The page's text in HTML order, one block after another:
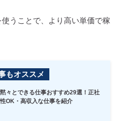
うことで、より高い単価で稼
もオススメ
々とできる仕事おすすめ29選！正社
OK・高収入な仕事を紹介